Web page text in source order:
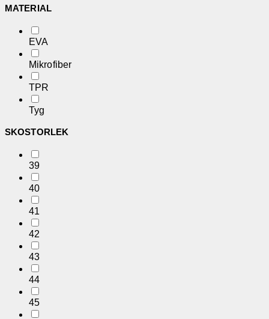
MATERIAL
EVA
Mikrofiber
TPR
Tyg
SKOSTORLEK
39
40
41
42
43
44
45